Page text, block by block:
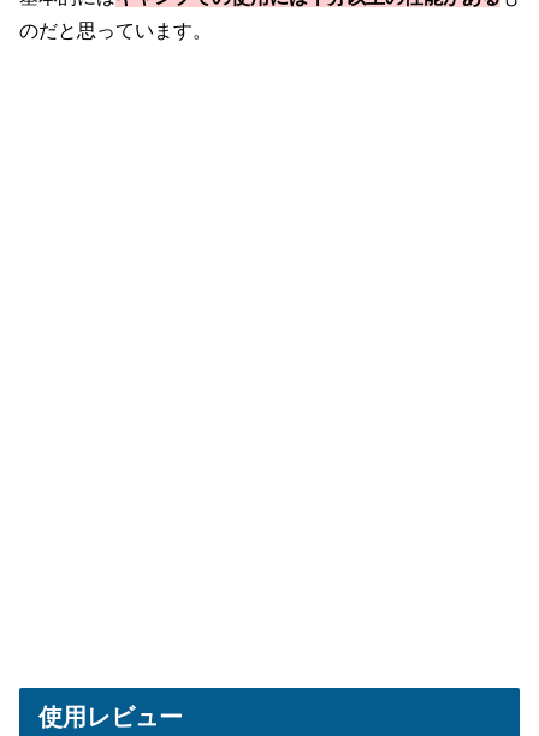
のだと思っています。
使用レビュー